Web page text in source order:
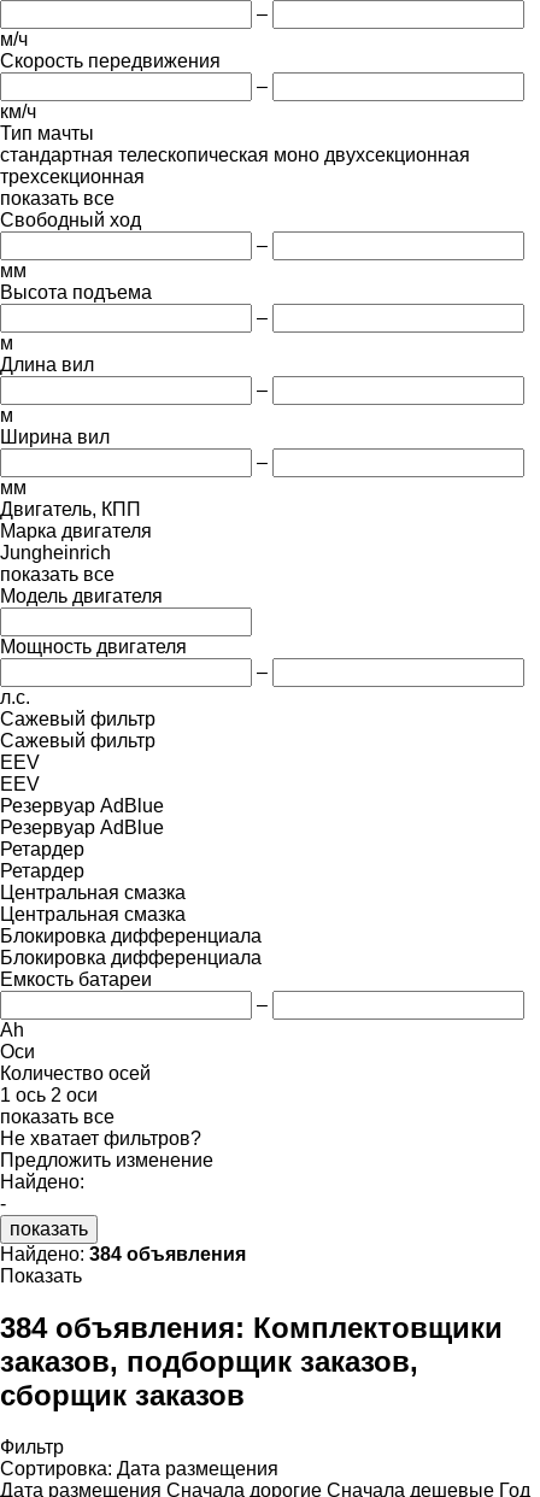
–
м/ч
Скорость передвижения
–
км/ч
Тип мачты
стандартная телескопическая моно двухсекционная
трехсекционная
показать все
Свободный ход
–
мм
Высота подъема
–
м
Длина вил
–
м
Ширина вил
–
мм
Двигатель, КПП
Марка двигателя
Jungheinrich
показать все
Модель двигателя
Мощность двигателя
–
л.с.
Сажевый фильтр
Сажевый фильтр
EEV
EEV
Резервуар AdBlue
Резервуар AdBlue
Ретардер
Ретардер
Центральная смазка
Центральная смазка
Блокировка дифференциала
Блокировка дифференциала
Емкость батареи
–
Ah
Оси
Количество осей
1 ось 2 оси
показать все
Не хватает фильтров?
Предложить изменение
Найдено:
-
показать
Найдено: 384 объявления
Показать
384 объявления: Комплектовщики
заказов, подборщик заказов,
сборщик заказов
Фильтр
Сортировка: Дата размещения
Дата размещения Сначала дорогие Сначала дешевые Год